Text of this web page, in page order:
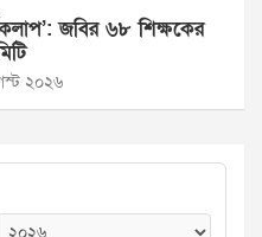
জবির ৬৮ শিক্ষকের
২০২৬